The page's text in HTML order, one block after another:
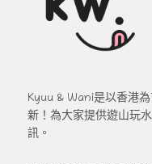
Kyuu & Wani是以香港
新！為大家提供遊山玩
訊。